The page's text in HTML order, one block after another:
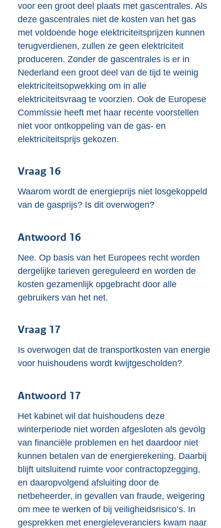
voor een groot deel plaats met gascentrales. Als
deze gascentrales niet de kosten van het gas
met voldoende hoge elektriciteitsprijzen kunnen
terugverdienen, zullen ze geen elektriciteit
produceren. Zonder de gascentrales is er in
Nederland een groot deel van de tijd te weinig
elektriciteitsopwekking om in alle
elektriciteitsvraag te voorzien. Ook de Europese
Commissie heeft met haar recente voorstellen
niet voor ontkoppeling van de gas- en
elektriciteitsprijs gekozen.
Vraag 16
Waarom wordt de energieprijs niet losgekoppeld
van de gasprijs? Is dit overwogen?
Antwoord 16
Nee. Op basis van het Europees recht worden
dergelijke tarieven gereguleerd en worden de
kosten gezamenlijk opgebracht door alle
gebruikers van het net.
Vraag 17
Is overwogen dat de transportkosten van energie
voor huishoudens wordt kwijtgescholden?
Antwoord 17
Het kabinet wil dat huishoudens deze
winterperiode niet worden afgesloten als gevolg
van financiële problemen en het daardoor niet
kunnen betalen van de energierekening. Daarbij
blijft uitsluitend ruimte voor contractopzegging,
en daaropvolgend afsluiting door de
netbeheerder, in gevallen van fraude, weigering
om mee te werken of bij veiligheidsrisico’s. In
gesprekken met energieleveranciers kwam naar